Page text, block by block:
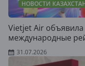
НОВОСТИ
Vietjet Air объявила
международные
31.07.2026